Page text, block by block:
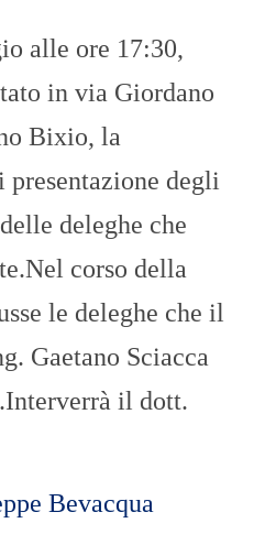
alle ore 17:30,
in via Giordano
Bixio, la
presentazione degli
deleghe che
corso della
le deleghe che il
Gaetano Sciacca
il dott.
Bevacqua